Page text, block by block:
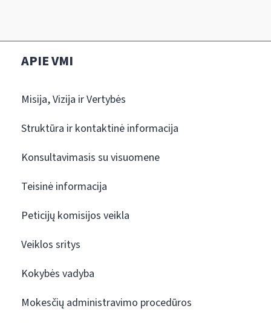
APIE VMI
Misija, Vizija ir Vertybės
Struktūra ir kontaktinė informacija
Konsultavimasis su visuomene
Teisinė informacija
Peticijų komisijos veikla
Veiklos sritys
Kokybės vadyba
Mokesčių administravimo procedūros